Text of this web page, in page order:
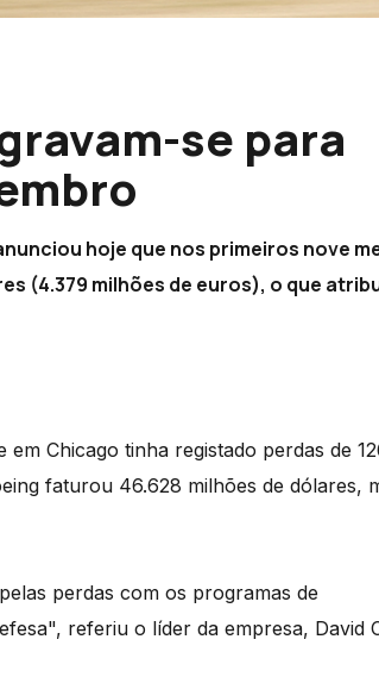
se para
hoje que nos primeiros nove
(4.379 milhões de euros), o que
Chicago tinha registado perdas de
faturou 46.628 milhões de dólares,
perdas com os programas de
referiu o líder da empresa, David